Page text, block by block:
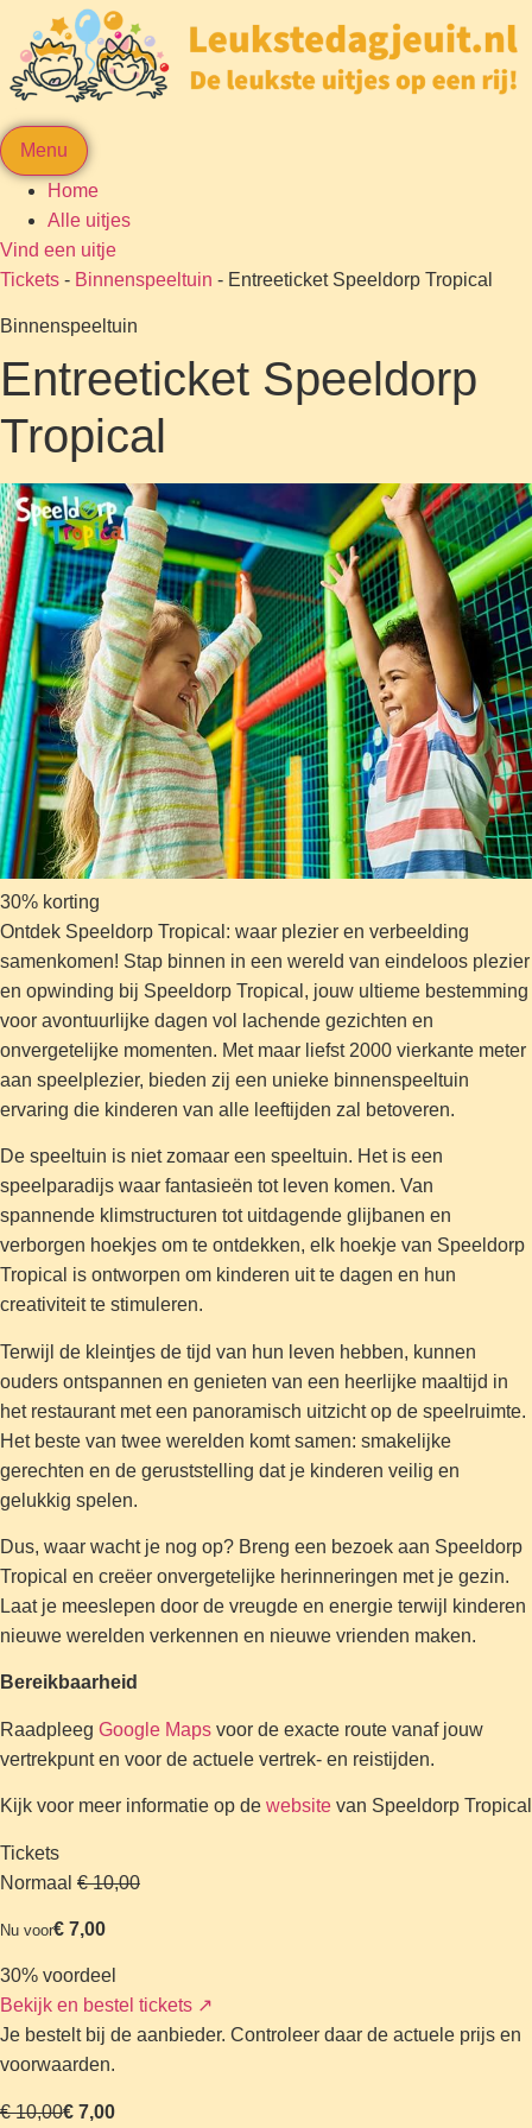
Menu
Home
Alle uitjes
Vind een uitje
Tickets - Binnenspeeltuin - Entreeticket Speeldorp Tropical
Binnenspeeltuin
Entreeticket Speeldorp
Tropical
30% korting
Ontdek Speeldorp Tropical: waar plezier en verbeelding
samenkomen! Stap binnen in een wereld van eindeloos plezier
en opwinding bij Speeldorp Tropical, jouw ultieme bestemming
voor avontuurlijke dagen vol lachende gezichten en
onvergetelijke momenten. Met maar liefst 2000 vierkante meter
aan speelplezier, bieden zij een unieke binnenspeeltuin
ervaring die kinderen van alle leeftijden zal betoveren.
De speeltuin is niet zomaar een speeltuin. Het is een
speelparadijs waar fantasieën tot leven komen. Van
spannende klimstructuren tot uitdagende glijbanen en
verborgen hoekjes om te ontdekken, elk hoekje van Speeldorp
Tropical is ontworpen om kinderen uit te dagen en hun
creativiteit te stimuleren.
Terwijl de kleintjes de tijd van hun leven hebben, kunnen
ouders ontspannen en genieten van een heerlijke maaltijd in
het restaurant met een panoramisch uitzicht op de speelruimte.
Het beste van twee werelden komt samen: smakelijke
gerechten en de geruststelling dat je kinderen veilig en
gelukkig spelen.
Dus, waar wacht je nog op? Breng een bezoek aan Speeldorp
Tropical en creëer onvergetelijke herinneringen met je gezin.
Laat je meeslepen door de vreugde en energie terwijl kinderen
nieuwe werelden verkennen en nieuwe vrienden maken.
Bereikbaarheid
Raadpleeg Google Maps voor de exacte route vanaf jouw
vertrekpunt en voor de actuele vertrek- en reistijden.
Kijk voor meer informatie op de website van Speeldorp Tropical
Tickets
Normaal € 10,00
Nu voor€ 7,00
30% voordeel
Bekijk en bestel tickets ↗
Je bestelt bij de aanbieder. Controleer daar de actuele prijs en
voorwaarden.
€ 10,00€ 7,00